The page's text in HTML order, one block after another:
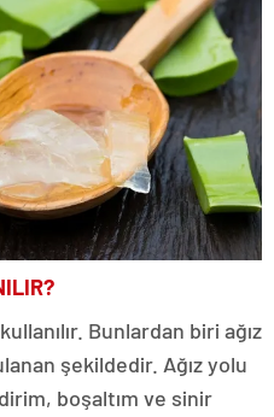
Bunlardan biri ağız
şekildedir. Ağız yolu
boşaltım ve sinir